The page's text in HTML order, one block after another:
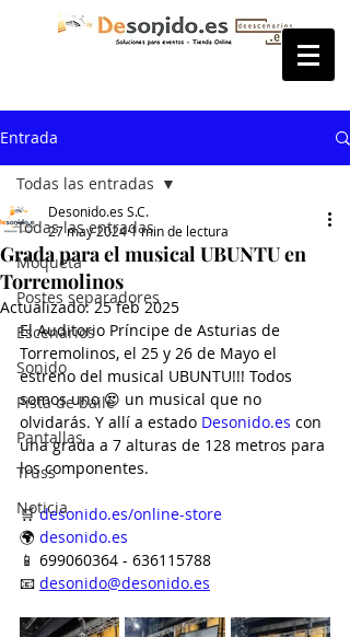
Entrada
Todas las entradas
Moqueta
Postes separadores
Escenarios
Sonido
Pista de baile
Pantallas
Truss
Noticia
Todas las entradas
Grada para el musical UBUNTU en
Torremolinos
Desonido.es S.C.
27 may 20241 min de lectura
Actualizado:25 feb 2025
El Auditorio Príncipe de Asturias de
Torremolinos, el 25 y 26 de Mayo el
estreno del musical UBUNTU!!! Todos
somos uno 😍 un musical que no
olvidarás. Y allí a estado Desonido.es con
una grada a 7 alturas de 128 metros para
los componentes.
🛒 desonido.es/online-store
🌍 desonido.es
📱 699060364 - 636115788
📧 desonido@desonido.es